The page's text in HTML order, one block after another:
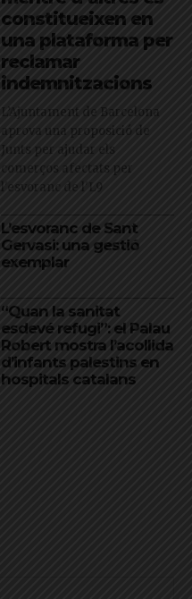
constitueixen en
una plataforma per
reclamar
indemnitzacions
L’Ajuntament de Barcelona
aprova una proposició de
Junts per ajudar els
comerços afectats per
l'esvoranc de l'L9
L’esvoranc de Sant
Gervasi: una gestió
exemplar
“Quan la sanitat
esdevé refugi”: el Palau
Robert mostra l’acollida
d’infants palestins en
hospitals catalans